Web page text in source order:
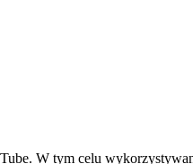
W tym celu